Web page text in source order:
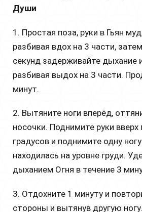
Души
1. Простая поза, руки в Гьян
разбивая вдох на 3 части,
секунд задерживайте дыхание
разбивая выдох на 3 части.
минут.
2. Вытяните ноги вперёд,
носочки. Поднимите руки вверх
градусов и поднимите одну
находилась на уровне груди.
дыханием Огня в течение 3
3. Отдохните 1 минуту и
стороны и вытянув другую ногу.